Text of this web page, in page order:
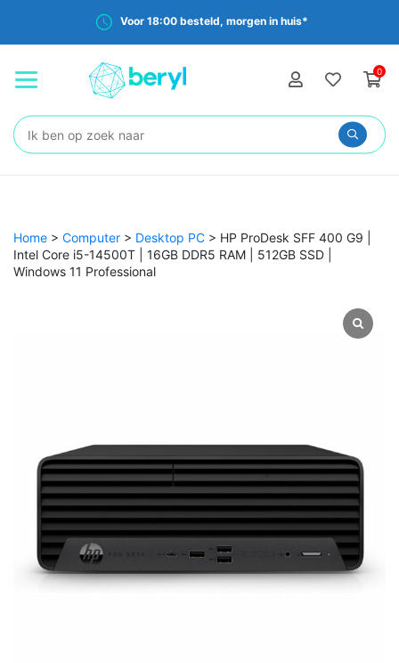
Voor 18:00 besteld, morgen in huis*
0
Zoeken:
Home > Computer > Desktop PC > HP ProDesk SFF 400 G9 |
Intel Core i5-14500T | 16GB DDR5 RAM | 512GB SSD |
Windows 11 Professional